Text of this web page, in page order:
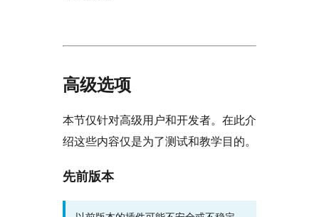
高级选项
本节仅针对高级用户和开发者。在此介
绍这些内容仅是为了测试和教学目的。
先前版本